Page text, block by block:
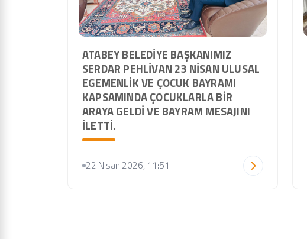
ATABEY BELEDIYE BAŞKANIMIZ
SERDAR PEHLIVAN 23 NISAN ULUSAL
EGEMENLIK VE ÇOCUK BAYRAMI
KAPSAMINDA ÇOCUKLARLA BIR
ARAYA GELDI VE BAYRAM MESAJINI
İLETTI.
22 Nisan 2026, 11:51